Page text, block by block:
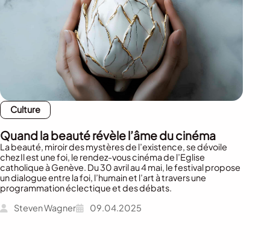
Culture
Quand la beauté révèle l’âme du cinéma
La beauté, miroir des mystères de l’existence, se dévoile
chez Il est une foi, le rendez-vous cinéma de l’Eglise
catholique à Genève. Du 30 avril au 4 mai, le festival propose
un dialogue entre la foi, l’humain et l’art à travers une
programmation éclectique et des débats.
Steven Wagner
09.04.2025